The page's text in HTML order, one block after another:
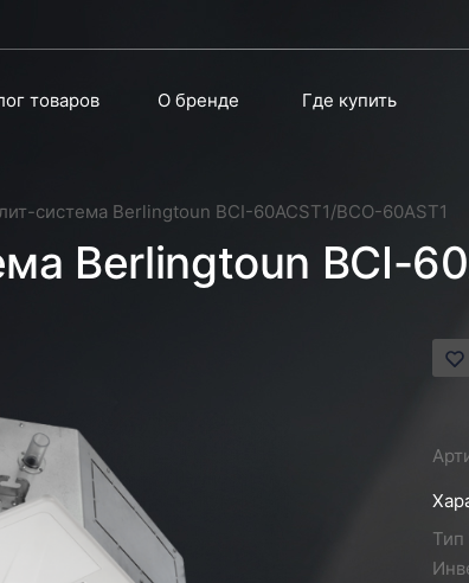
товаров О бренде Где купить
система Berlingtoun BCI-60ACST1/BCO-60AST1
Berlingtoun BCI-
Тип